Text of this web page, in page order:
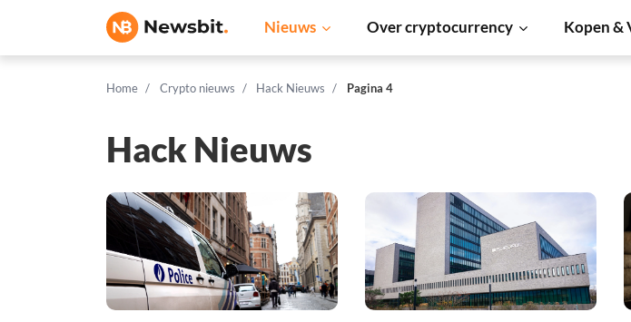
Nieuws Over cryptocurrency Kopen &
Home Crypto nieuws Hack Nieuws Pagina 4
Hack Nieuws